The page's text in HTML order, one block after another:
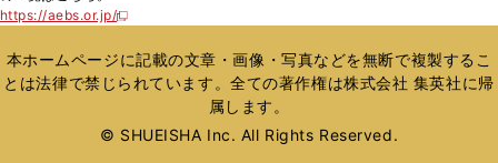
開
く
https://aebs.or.jp/
新
い
ウ
ィ
ウ
本ホームページに記載の文章・画像・写真などを無断で複製するこ
とは法律で禁じられています。全ての著作権は株式会社 集英社に帰
属します。
© SHUEISHA Inc. All Rights Reserved.